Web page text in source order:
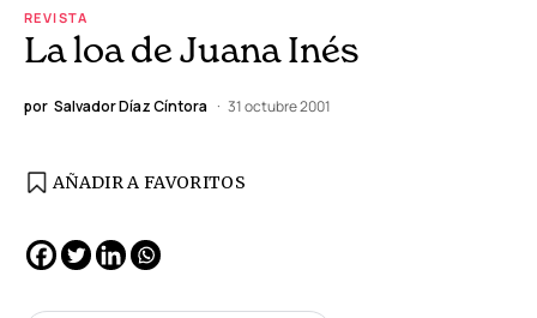
REVISTA
La loa de Juana Inés
por Salvador Díaz Cíntora 31 octubre 2001
AÑADIR A FAVORITOS